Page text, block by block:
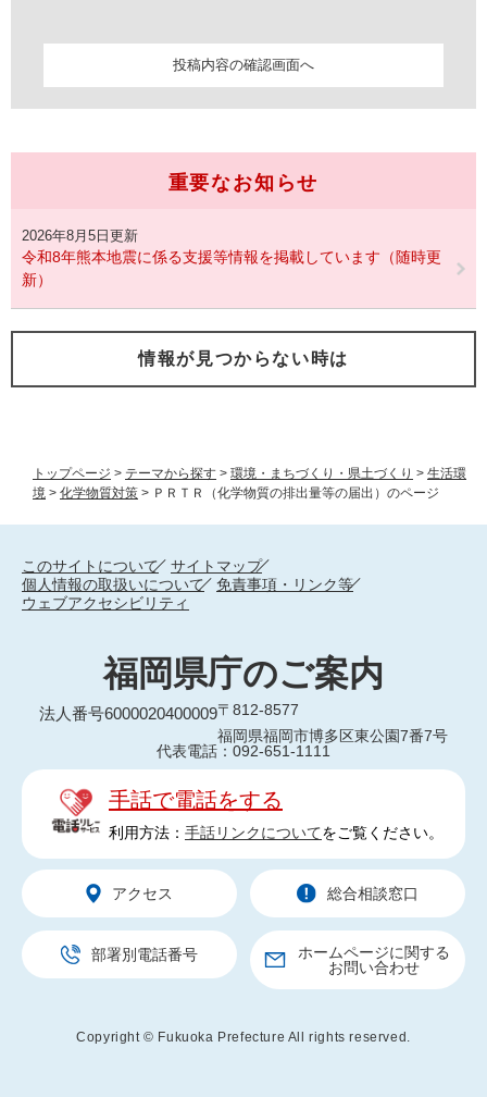
トップページ > テーマから探す > 環境・まちづくり・県土づくり > 生活環
境 > 化学物質対策 > ＰＲＴＲ（化学物質の排出量等の届出）のページ
重要なお知らせ
2026年8月5日更新
令和8年熊本地震に係る支援等情報を掲載しています（随時更
新）
情報が見つからない時は
このサイトについて
サイトマップ
個人情報の取扱いについて
免責事項・リンク等
ウェブアクセシビリティ
福岡県庁のご案内
法人番号6000020400009〒812-8577
福岡県福岡市博多区東公園7番7号
代表電話：092-651-1111
手話で電話をする
利用方法： 手話リンクについてをご覧ください。
アクセス 総合相談窓口
部署別電話番号
ホームページに関する
お問い合わせ
Copyright © Fukuoka Prefecture All rights reserved.